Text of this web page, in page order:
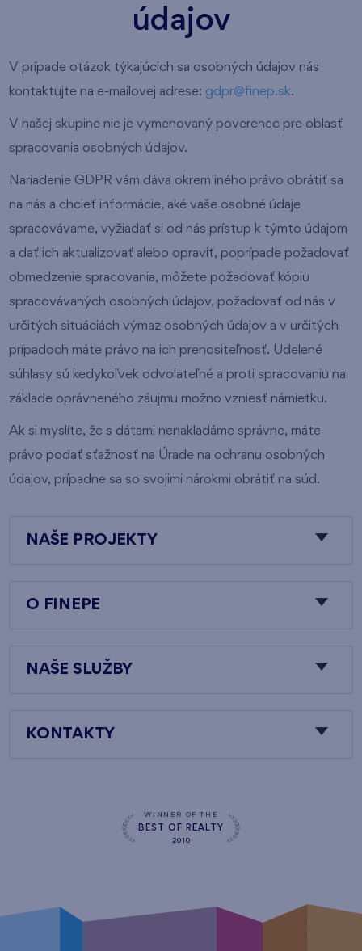
údajov
V prípade otázok týkajúcich sa osobných údajov nás
kontaktujte na e-mailovej adrese: gdpr@finep.sk.
V našej skupine nie je vymenovaný poverenec pre oblasť
spracovania osobných údajov.
Nariadenie GDPR vám dáva okrem iného právo obrátiť sa
na nás a chcieť informácie, aké vaše osobné údaje
spracovávame, vyžiadať si od nás prístup k týmto údajom
a dať ich aktualizovať alebo opraviť, poprípade požadovať
obmedzenie spracovania, môžete požadovať kópiu
spracovávaných osobných údajov, požadovať od nás v
určitých situáciách výmaz osobných údajov a v určitých
prípadoch máte právo na ich prenositeľnosť. Udelené
súhlasy sú kedykoľvek odvolateľné a proti spracovaniu na
základe oprávneného záujmu možno vzniesť námietku.
Ak si myslíte, že s dátami nenakladáme správne, máte
právo podať sťažnosť na Úrade na ochranu osobných
údajov, prípadne sa so svojimi nárokmi obrátiť na súd.
NAŠE PROJEKTY
O FINEPE
NAŠE SLUŽBY
KONTAKTY
WINNER OF THE
BEST OF REALTY
2010